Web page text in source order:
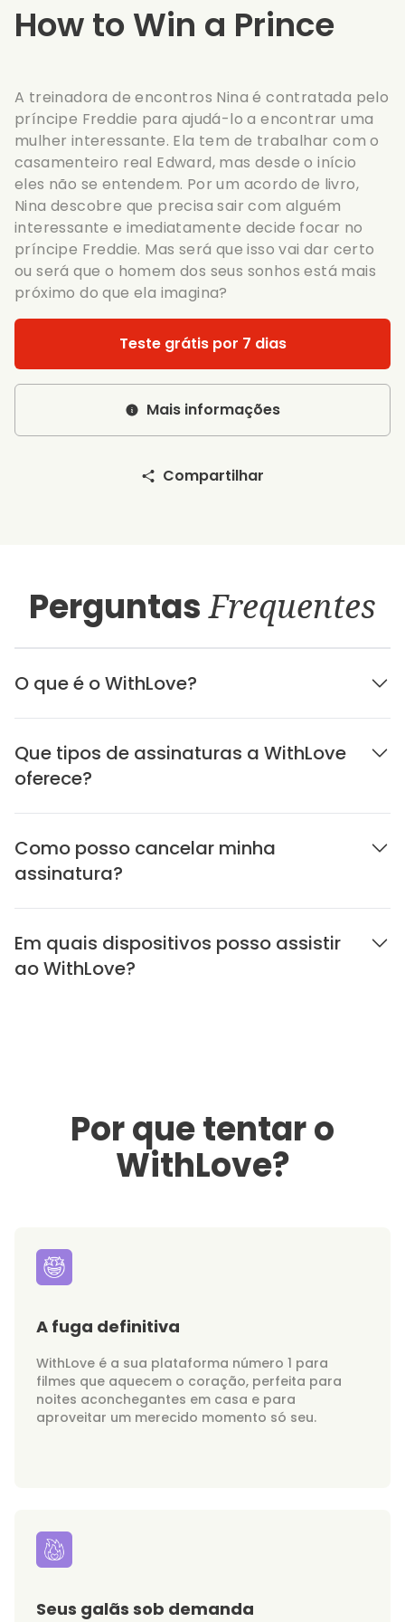
How to Win a Prince
A treinadora de encontros Nina é contratada pelo
príncipe Freddie para ajudá-lo a encontrar uma
mulher interessante. Ela tem de trabalhar com o
casamenteiro real Edward, mas desde o início
eles não se entendem. Por um acordo de livro,
Nina descobre que precisa sair com alguém
interessante e imediatamente decide focar no
príncipe Freddie. Mas será que isso vai dar certo
ou será que o homem dos seus sonhos está mais
próximo do que ela imagina?
Teste grátis por 7 dias
Mais informações
Compartilhar
PerguntasFrequentes
O que é o WithLove?
Que tipos de assinaturas a WithLove
oferece?
Como posso cancelar minha
assinatura?
Em quais dispositivos posso assistir
ao WithLove?
Por que tentar o
WithLove?
A fuga definitiva
WithLove é a sua plataforma número 1 para
filmes que aquecem o coração, perfeita para
noites aconchegantes em casa e para
aproveitar um merecido momento só seu.
Seus galãs sob demanda